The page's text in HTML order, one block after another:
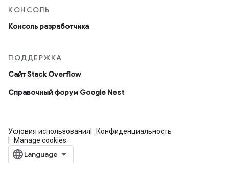
КОНСОЛЬ
Консоль разработчика
ПОДДЕРЖКА
Сайт Stack Overflow
Справочный форум Google Nest
Условия использования
Конфиденциальность
Manage cookies